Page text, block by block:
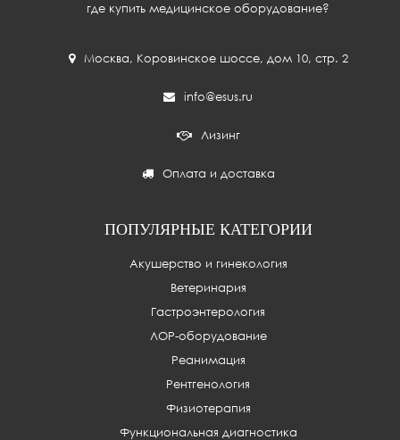
где купить медицинское оборудование?
Москва, Коровинское шоссе, дом 10, стр. 2
info@esus.ru
Лизинг
Оплата и доставка
ПОПУЛЯРНЫЕ КАТЕГОРИИ
Акушерство и гинекология
Ветеринария
Гастроэнтерология
ЛОР-оборудование
Реанимация
Рентгенология
Физиотерапия
Функциональная диагностика